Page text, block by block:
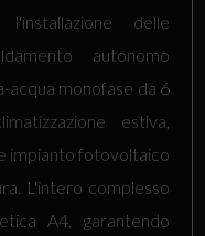
delle
autonomo
acqua monofase da 6
estiva,
impianto fotovoltaico
L'intero complesso
A4, garantendo